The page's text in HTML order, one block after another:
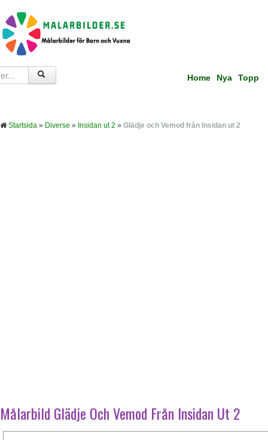
Home Nya Topp
Startsida » Diverse » Insidan ut 2 » Glädje och Vemod från Insidan ut 2
Målarbild Glädje Och Vemod Från Insidan Ut 2